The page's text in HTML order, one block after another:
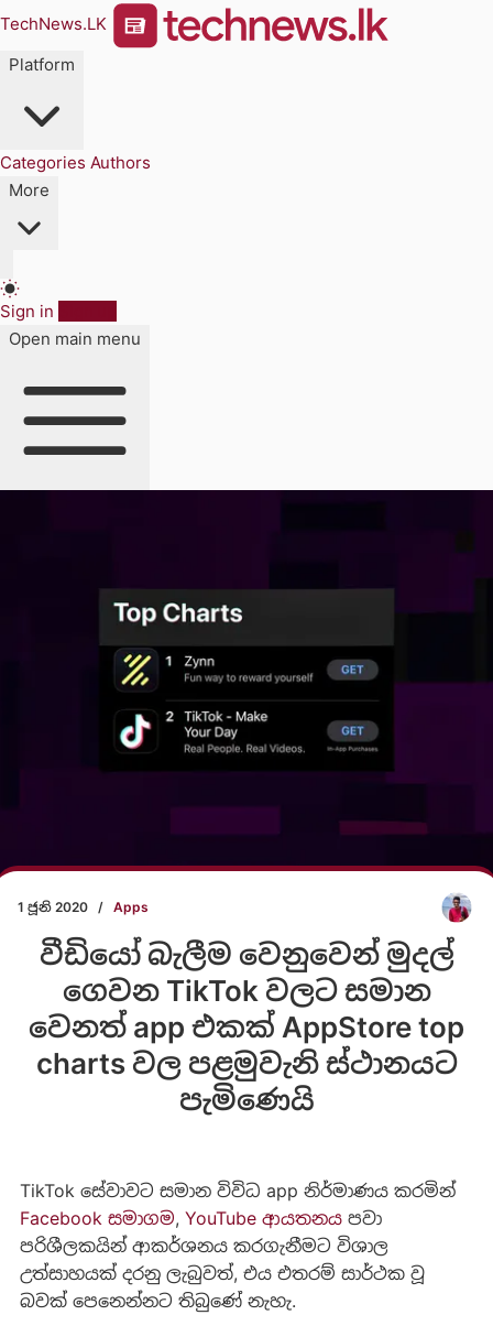
TechNews.LK
Platform
Categories Authors
More
Sign in
Open main menu
1 ජූනි 2020 / Apps
වීඩියෝ බැලීම වෙනුවෙන් මුදල්
ගෙවන TikTok වලට සමාන
වෙනත් app එකක් AppStore top
charts වල පළමුවැනි ස්ථානයට
පැමිණෙයි
TikTok සේවාවට සමාන විවිධ app නිර්මාණය කරමින්
Facebook සමාගම, YouTube ආයතනයපවා
පරිශීලකයින් ආකර්ශනය කරගැනීමට විශාල
උත්සාහයක් දරනු ලැබුවත්, එය එතරම් සාර්ථක වූ
බවක් පෙනෙන්නට තිබුණේ නැහැ.